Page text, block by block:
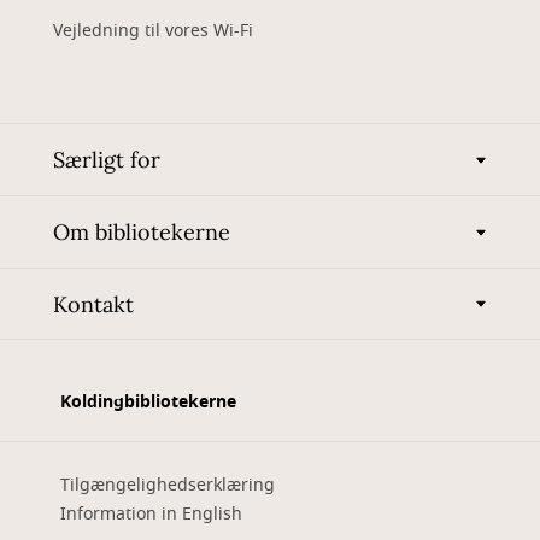
Vejledning til vores Wi-Fi
Særligt for
Om bibliotekerne
Kontakt
Koldingbibliotekerne
Tilgængelighedserklæring
Information in English